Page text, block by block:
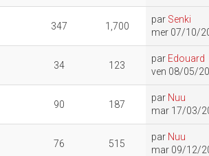
347 1,700
par Senki
mer 07/10/
34 123
par Edouard
ven 08/05/
90 187
par Nuu
mar 17/03/
76 515
par Nuu
mar 09/12/